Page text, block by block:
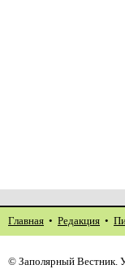
Главная • Редакция •
© Заполярный Вестник.